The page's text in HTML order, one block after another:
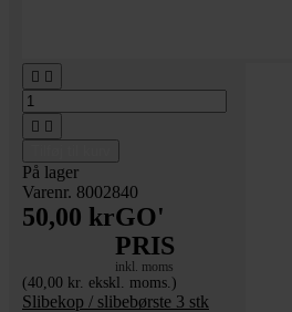
 
 
På lager
Varenr. 8002840
50,00 krGO'
PRIS
inkl. moms
(40,00 kr. ekskl. moms.)
Slibekop / slibebørste 3 stk